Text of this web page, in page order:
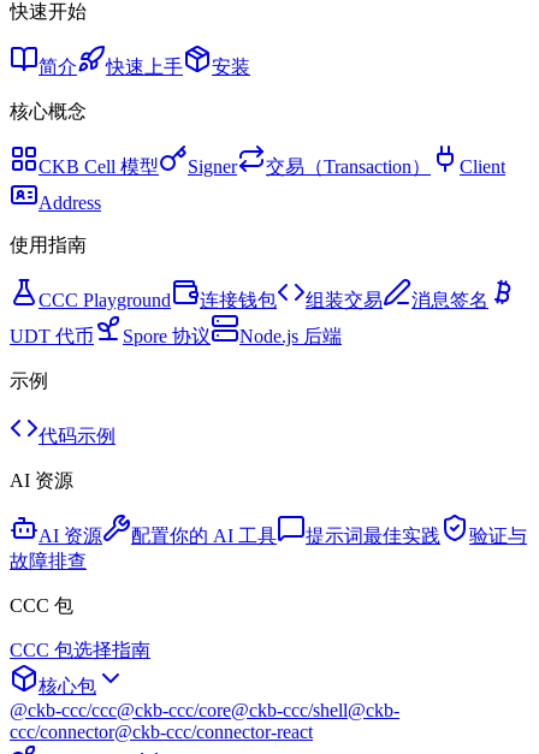
快速开始
简介 快速上手 安装
核心概念
CKB Cell 模型 Signer 交易（Transaction）
Client
Address
使用指南
CCC Playground 连接钱包 组装交易
消息签名
UDT 代币
Spore 协议 Node.js 后端
示例
代码示例
AI 资源
AI 资源 配置你的 AI 工具 提示词最佳实践
验证与
故障排查
CCC 包
CCC 包选择指南
核心包
@ckb-ccc/ccc@ckb-ccc/core@ckb-ccc/shell@ckb-
ccc/connector@ckb-ccc/connector-react